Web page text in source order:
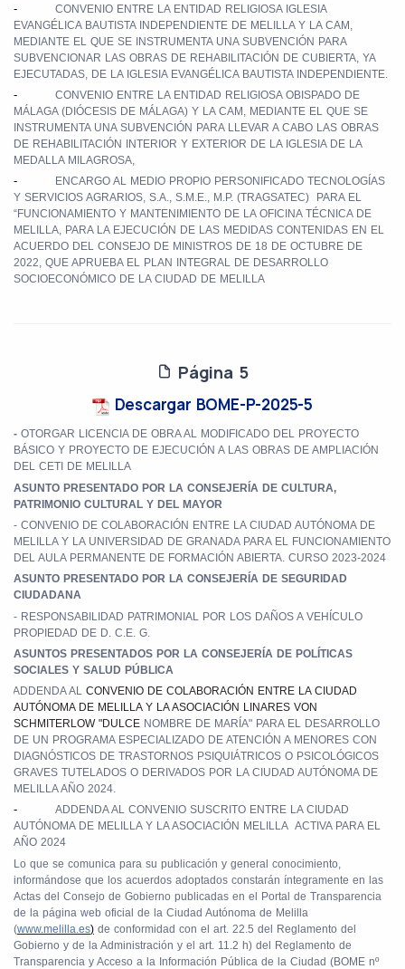
-
CONVENIO ENTRE LA ENTIDAD RELIGIOSA IGLESIA
EVANGÉLICA BAUTISTA INDEPENDIENTE DE MELILLA Y LA CAM,
MEDIANTE EL QUE SE INSTRUMENTA UNA SUBVENCIÓN PARA
SUBVENCIONAR LAS OBRAS DE REHABILITACIÓN DE CUBIERTA, YA
EJECUTADAS, DE LA IGLESIA EVANGÉLICA BAUTISTA INDEPENDIENTE.
-
CONVENIO ENTRE LA ENTIDAD RELIGIOSA OBISPADO DE
MÁLAGA (DIÓCESIS DE MÁLAGA) Y LA CAM, MEDIANTE EL QUE SE
INSTRUMENTA UNA SUBVENCIÓN PARA LLEVAR A CABO LAS OBRAS
DE REHABILITACIÓN INTERIOR Y EXTERIOR DE LA IGLESIA DE LA
MEDALLA MILAGROSA,
-
ENCARGO AL MEDIO PROPIO PERSONIFICADO TECNOLOGÍAS
Y SERVICIOS AGRARIOS, S.A., S.M.E., M.P. (TRAGSATEC)
PARA EL
“FUNCIONAMIENTO Y MANTENIMIENTO DE LA OFICINA TÉCNICA DE
MELILLA, PARA LA EJECUCIÓN DE LAS MEDIDAS CONTENIDAS EN EL
ACUERDO DEL CONSEJO DE MINISTROS DE 18 DE OCTUBRE DE
2022, QUE APRUEBA EL PLAN INTEGRAL DE DESARROLLO
SOCIOECONÓMICO DE LA CIUDAD DE MELILLA
Página 5
Descargar BOME-P-2025-5
- OTORGAR LICENCIA DE OBRA AL MODIFICADO DEL PROYECTO
BÁSICO Y PROYECTO DE EJECUCIÓN A LAS OBRAS DE AMPLIACIÓN
DEL CETI DE MELILLA
ASUNTO PRESENTADO POR LA CONSEJERÍA DE CULTURA,
PATRIMONIO CULTURAL Y DEL MAYOR
- CONVENIO DE COLABORACIÓN ENTRE LA CIUDAD AUTÓNOMA DE
MELILLA Y LA UNIVERSIDAD DE GRANADA PARA EL FUNCIONAMIENTO
DEL AULA PERMANENTE DE FORMACIÓN ABIERTA. CURSO 2023-2024
ASUNTO PRESENTADO POR LA CONSEJERÍA DE SEGURIDAD
CIUDADANA
- RESPONSABILIDAD PATRIMONIAL POR LOS DAÑOS A VEHÍCULO
PROPIEDAD DE D. C.E. G.
ASUNTOS PRESENTADOS POR LA CONSEJERÍA DE POLÍTICAS
SOCIALES Y SALUD PÚBLICA
ADDENDA AL CONVENIO DE COLABORACIÓN ENTRE LA CIUDAD
AUTÓNOMA DE MELILLA Y LA ASOCIACIÓN LINARES VON
SCHMITERLOW "DULCE NOMBRE DE MARÍA" PARA EL DESARROLLO
DE UN PROGRAMA ESPECIALIZADO DE ATENCIÓN A MENORES CON
DIAGNÓSTICOS DE TRASTORNOS PSIQUIÁTRICOS O PSICOLÓGICOS
GRAVES TUTELADOS O DERIVADOS POR LA CIUDAD AUTÓNOMA DE
MELILLA AÑO 2024.
-
ADDENDA AL CONVENIO SUSCRITO ENTRE LA CIUDAD
AUTÓNOMA DE MELILLA Y LA ASOCIACIÓN MELILLA ACTIVA PARA EL
AÑO 2024
Lo que se comunica para su publicación y general conocimiento,
informándose que los acuerdos adoptados constarán íntegramente en las
Actas del Consejo de Gobierno publicadas en el Portal de Transparencia
de la página web oficial de la Ciudad Autónoma de Melilla
(www.melilla.es) de conformidad con el art. 22.5 del Reglamento del
Gobierno y de la Administración y el art. 11.2 h) del Reglamento de
Transparencia y Acceso a la Información Pública de la Ciudad (BOME nº